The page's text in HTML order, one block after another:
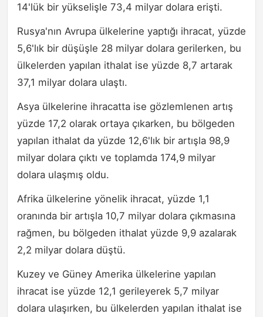
14'lük bir yükselişle 73,4 milyar dolara erişti.
Rusya'nın Avrupa ülkelerine yaptığı ihracat, yüzde
5,6'lık bir düşüşle 28 milyar dolara gerilerken, bu
ülkelerden yapılan ithalat ise yüzde 8,7 artarak
37,1 milyar dolara ulaştı.
Asya ülkelerine ihracatta ise gözlemlenen artış
yüzde 17,2 olarak ortaya çıkarken, bu bölgeden
yapılan ithalat da yüzde 12,6'lık bir artışla 98,9
milyar dolara çıktı ve toplamda 174,9 milyar
dolara ulaşmış oldu.
Afrika ülkelerine yönelik ihracat, yüzde 1,1
oranında bir artışla 10,7 milyar dolara çıkmasına
rağmen, bu bölgeden ithalat yüzde 9,9 azalarak
2,2 milyar dolara düştü.
Kuzey ve Güney Amerika ülkelerine yapılan
ihracat ise yüzde 12,1 gerileyerek 5,7 milyar
dolara ulaşırken, bu ülkelerden yapılan ithalat ise